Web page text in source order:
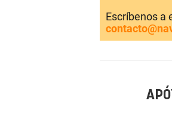
Escríbenos a